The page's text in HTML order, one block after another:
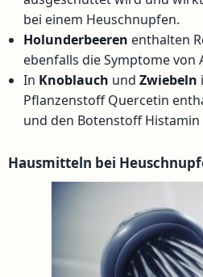
bei einem Heuschnupfen.
Holunderbeeren enthalten
ebenfalls die Symptome von
In Knoblauch undZwiebeln
Pflanzenstoff Quercetin
und den Botenstoff
Hausmitteln bei